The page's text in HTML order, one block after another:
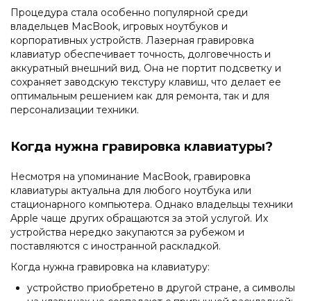
Процедура стала особенно популярной среди
владельцев MacBook, игровых ноутбуков и
корпоративных устройств. Лазерная гравировка
клавиатур обеспечивает точность, долговечность и
аккуратный внешний вид. Она не портит подсветку и
сохраняет заводскую текстуру клавиш, что делает ее
оптимальным решением как для ремонта, так и для
персонализации техники.
Когда нужна гравировка клавиатуры?
Несмотря на упоминание MacBook, гравировка
клавиатуры актуальна для любого ноутбука или
стационарного компьютера. Однако владельцы техники
Apple чаще других обращаются за этой услугой. Их
устройства нередко закупаются за рубежом и
поставляются с иностранной раскладкой.
Когда нужна гравировка на клавиатуру:
устройство приобретено в другой стране, а символы